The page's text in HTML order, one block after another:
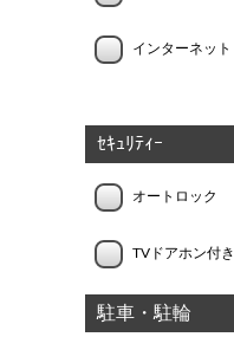
インターネット
ｾｷｭﾘﾃｨｰ
オートロック
TVドアホン付き
駐車・駐輪